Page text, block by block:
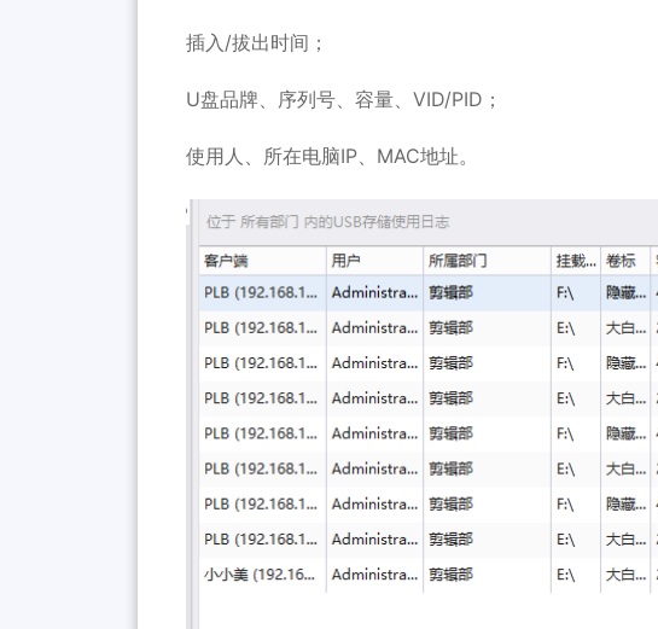
插入/拔出时间；
U盘品牌、序列号、容量、VID/PID；
使用人、所在电脑IP、MAC地址。